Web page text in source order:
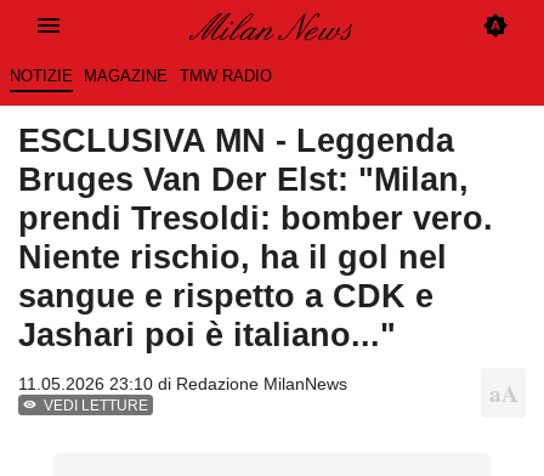
NOTIZIE MAGAZINE TMW RADIO
ESCLUSIVA MN - Leggenda
Bruges Van Der Elst: "Milan,
prendi Tresoldi: bomber vero.
Niente rischio, ha il gol nel
sangue e rispetto a CDK e
Jashari poi è italiano..."
11.05.2026 23:10 di Redazione MilanNews
VEDI LETTURE